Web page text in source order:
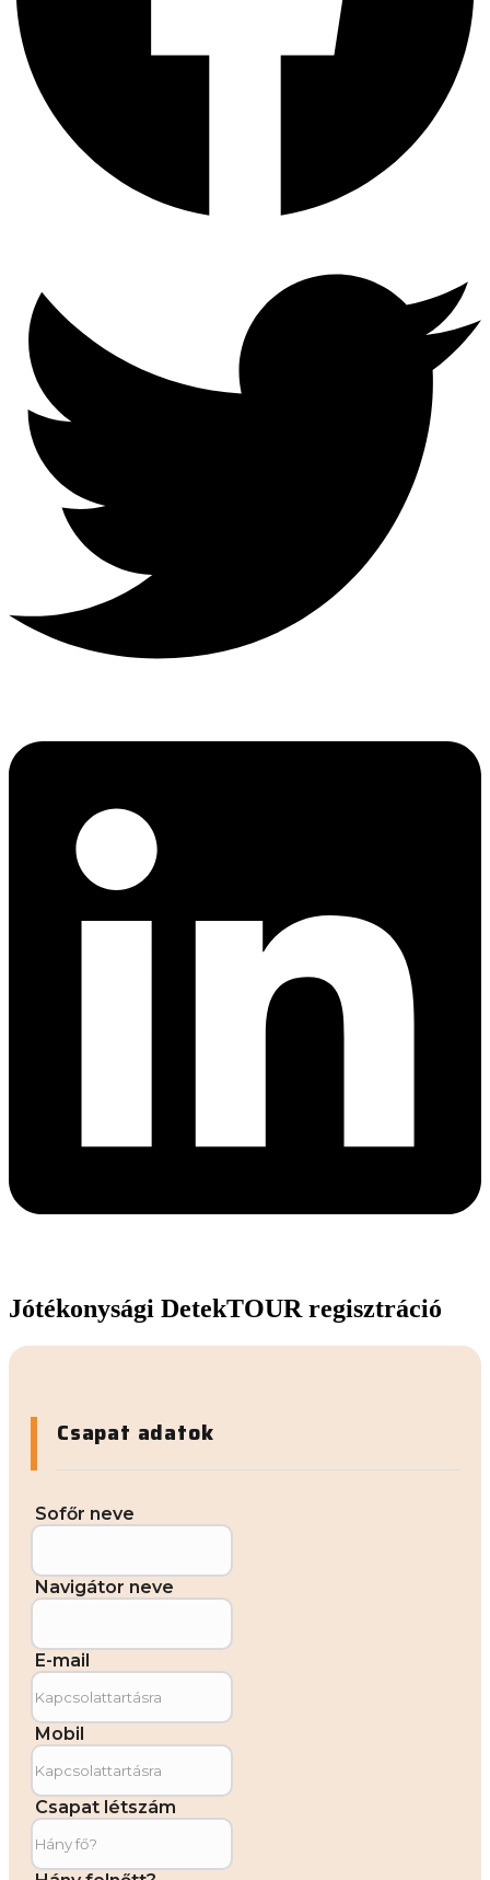
Jótékonysági DetekTOUR regisztráció
Csapat adatok
Sofőr neve
Navigátor neve
E-mail
Mobil
Csapat létszám